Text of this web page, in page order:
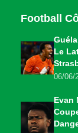
Football
Le
06/06/
Evan